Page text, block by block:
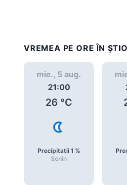
VREMEA PE ORE ÎN
mie., 5 aug.
21:00
26 °C
Precipitatii 1 %
Senin